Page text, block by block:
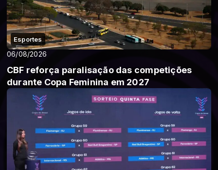
Esportes
06/08/2026
CBF reforça paralisação das competições
durante Copa Feminina em 2027